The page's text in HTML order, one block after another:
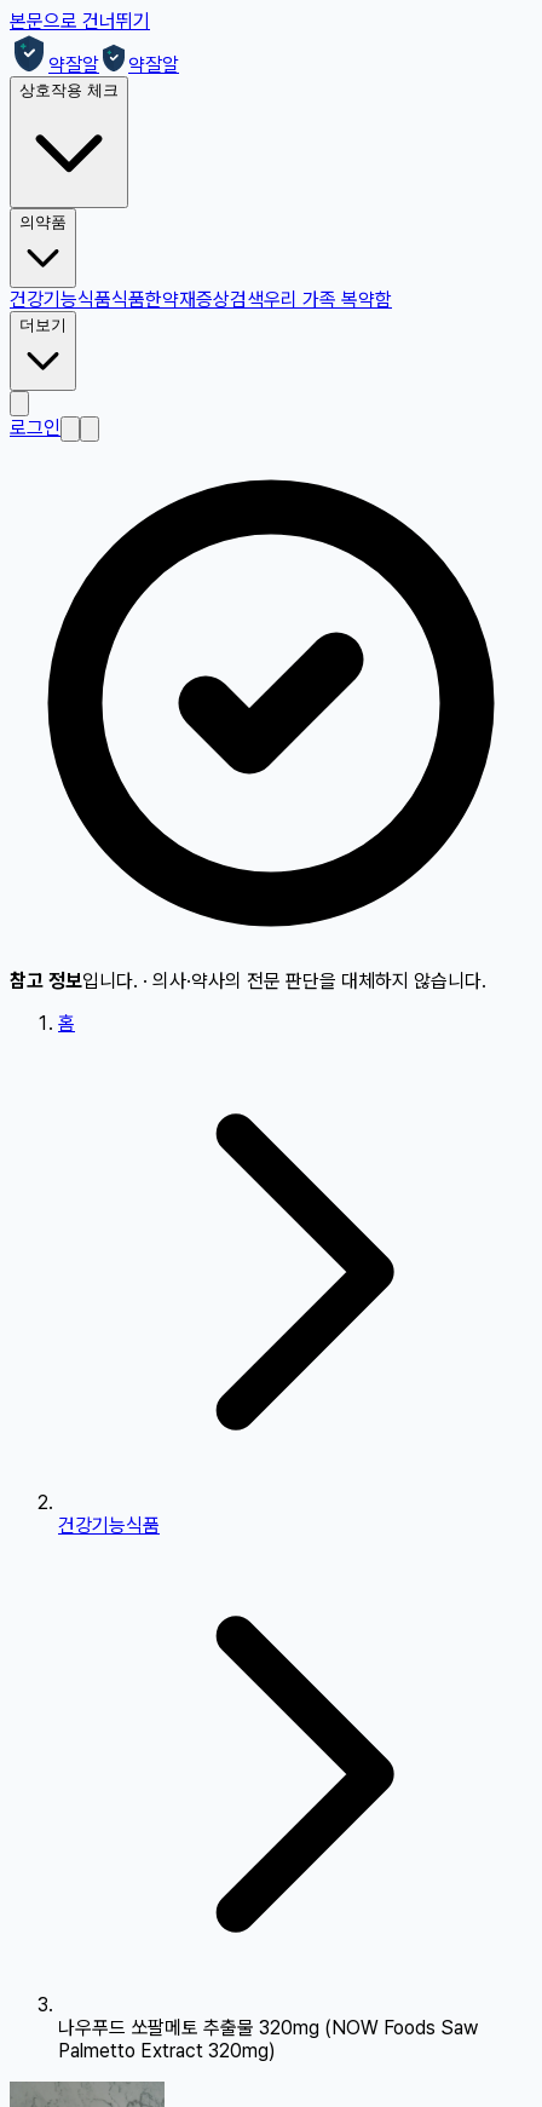
본문으로 건너뛰기
약잘알
약잘알
상호작용 체크
의약품
건강기능식품식품한약재증상검색우리 가족 복약함
더보기
로그인
참고 정보입니다. · 의사·약사의 전문 판단을 대체하지 않습니다.
홈
건강기능식품
나우푸드 쏘팔메토 추출물 320mg (NOW Foods Saw
Palmetto Extract 320mg)